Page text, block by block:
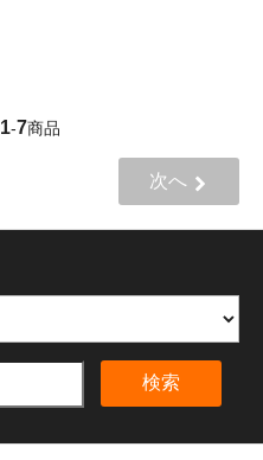
1-7商品
次へ
検索